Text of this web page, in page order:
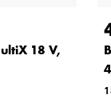
18 V,